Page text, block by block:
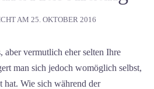
AM 25. OKTOBER 2016
aber vermutlich eher selten Ihre
man sich jedoch womöglich selbst,
hat. Wie sich während der